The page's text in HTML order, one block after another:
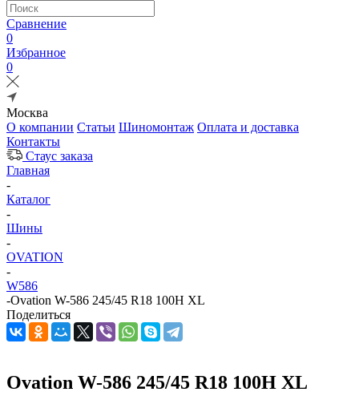
Сравнение
0
Избранное
0
Москва
О компании Статьи Шиномонтаж Оплата и доставка
Контакты
Стаус заказа
Главная
-
Каталог
-
Шины
-
OVATION
-
W586
-Ovation W-586 245/45 R18 100H XL
Поделиться
Ovation W-586 245/45 R18 100H XL